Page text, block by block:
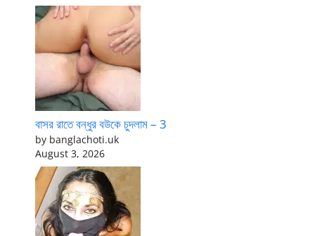
বাসর রাতে বন্ধুর বউকে চুদলাম – 3
by banglachoti.uk
August 3, 2026